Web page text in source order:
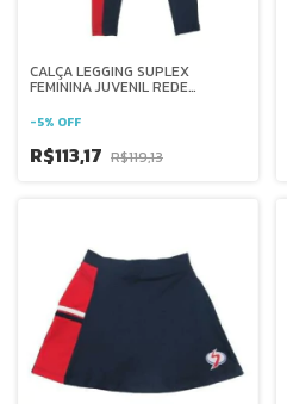
CALÇA LEGGING SUPLEX
FEMININA JUVENIL REDE
-5% OFF
R$113,17 R$119,13